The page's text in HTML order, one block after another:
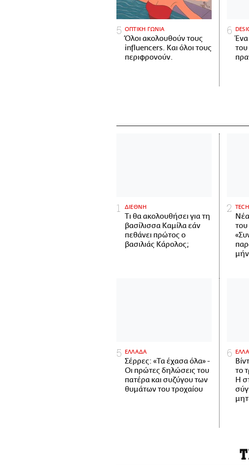
ΟΠΤΙΚΗ ΓΩΝΙΑ
Όλοι ακολουθούν τους
influencers. Και όλοι τους
περιφρονούν.
Ένα
του
ΔΙΕΘΝΗ
Τι θα ακολουθήσει για τη
βασίλισσα Καμίλα εάν
πεθάνει πρώτος ο
βασιλιάς Κάρολος;
του
ΕΛΛΑΔΑ
Σέρρες: «Τα έχασα όλα» -
Οι πρώτες δηλώσεις του
πατέρα και συζύγου των
θυμάτων του τροχαίου
το
Η